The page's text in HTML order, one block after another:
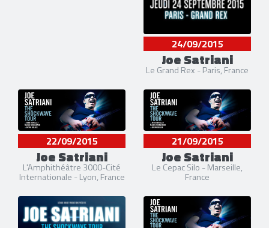
24/09/2015
Joe Satriani
Le Grand Rex - Paris, France
22/09/2015
Joe Satriani
L'Amphithéâtre 3000-Cité
Internationale - Lyon, France
21/09/2015
Joe Satriani
Le Cepac Silo - Marseille,
France